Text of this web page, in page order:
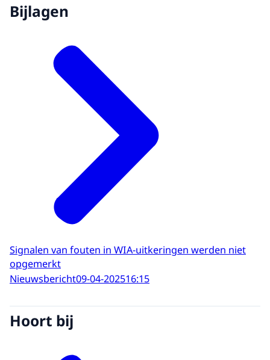
Bijlagen
Signalen van fouten in WIA-uitkeringen werden niet
opgemerkt
Nieuwsbericht09-04-202516:15
Hoort bij